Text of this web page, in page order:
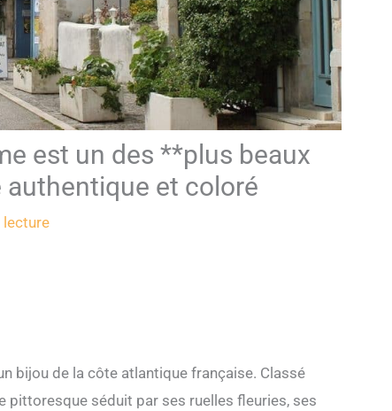
est un des **plus beaux
authentique et coloré
lecture
bijou de la côte atlantique française. Classé
pittoresque séduit par ses ruelles fleuries, ses